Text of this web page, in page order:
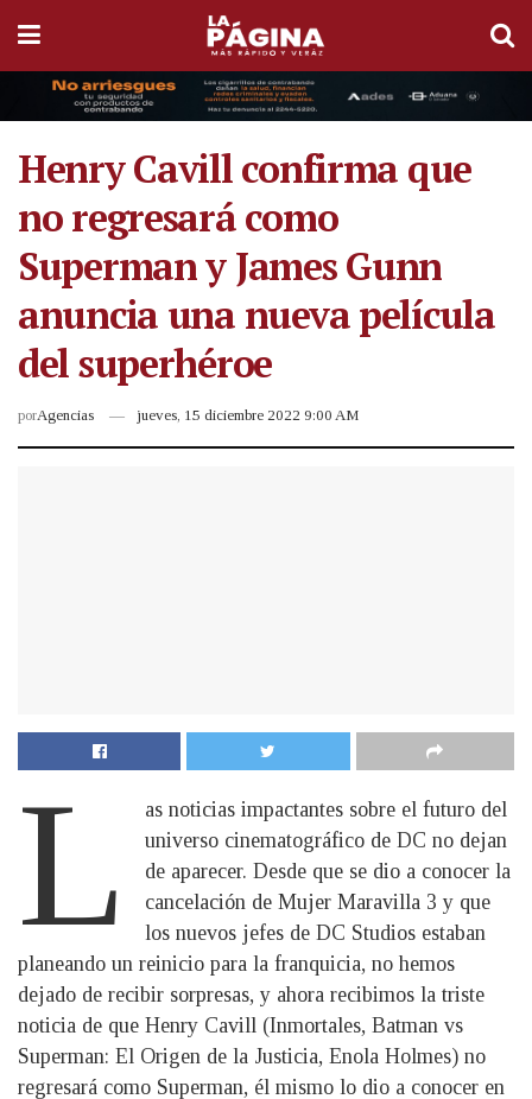
Henry Cavill confirma que
no regresará como
Superman y James Gunn
anuncia una nueva película
del superhéroe
porAgencias jueves, 15 diciembre 2022 9:00 AM
L
as noticias impactantes sobre el futuro del
universo cinematográfico de DC no dejan
de aparecer. Desde que se dio a conocer la
cancelación de Mujer Maravilla 3 y que
los nuevos jefes de DC Studios estaban
planeando un reinicio para la franquicia, no hemos
dejado de recibir sorpresas, y ahora recibimos la triste
noticia de que Henry Cavill (Inmortales, Batman vs
Superman: El Origen de la Justicia, Enola Holmes) no
regresará como Superman, él mismo lo dio a conocer en